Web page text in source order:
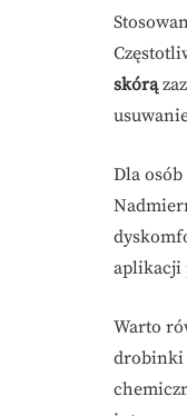
skórą
Dla osób
aplikacji
Warto
drobinki